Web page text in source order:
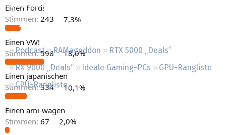
Leserartikel
Regeln
Podcast RAMageddon
RTX 5000 „Deals“
RX 9000 „Deals“
Ideale Gaming-PCs
GPU-Rangliste
CPU-Rangliste
Einen Ford!
Stimmen: 243 7,3%
Einen VW!
Stimmen:598 18,0%
Einen japanischen
Stimmen:334 10,1%
Einen ami-wagen
Stimmen: 67 2,0%